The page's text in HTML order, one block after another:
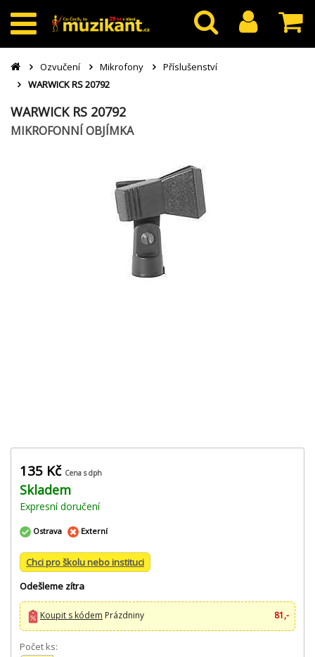
Ozvučení Mikrofony
Příslušenství
WARWICK RS 20792
WARWICK RS 20792
MIKROFONNÍ OBJÍMKA
135 Kč Cena s dph
Skladem
Expresní doručení
Ostrava Externí
Chci pro školu nebo instituci
Odešleme zítra
Koupit s kódem Prázdniny 81,-
Počet ks: